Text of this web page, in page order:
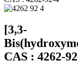
[3,3-
CAS : 4262-